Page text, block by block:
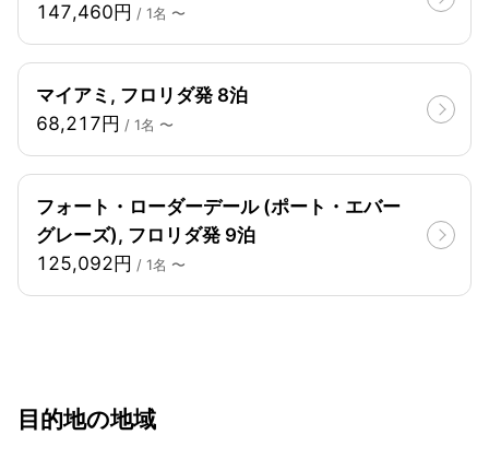
147,460円 / 1名 〜
マイアミ, フロリダ発 8泊
68,217円 / 1名 〜
フォート・ローダーデール (ポート・エバー
グレーズ), フロリダ発 9泊
125,092円 / 1名 〜
目的地の地域